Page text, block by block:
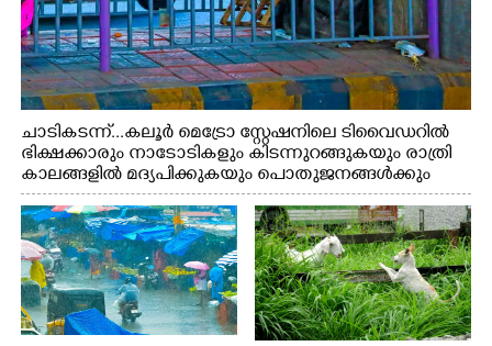
ചാടികടന്ന്...കലൂർ മെട്രോ സ്റ്റേഷനിലെ ടിവൈഡറിൽ
ഭിക്ഷക്കാരും നാടോടികളും കിടന്നുറങ്ങുകയും രാത്രി
കാലങ്ങളിൽ മദ്യപിക്കുകയും പൊതുജനങ്ങൾക്കും
വാഹനത്തിൽ പോകുന്നവർക്കും ബുദ്ധിമുട്ട് ഉണ്ടായ
സാഹചര്യത്തിൽ അധികാരികൾ കമ്പി കൊണ്ട് മറച്ച
വേലി ചാടികടക്കുന്ന നാടോടി സ്ത്രീ